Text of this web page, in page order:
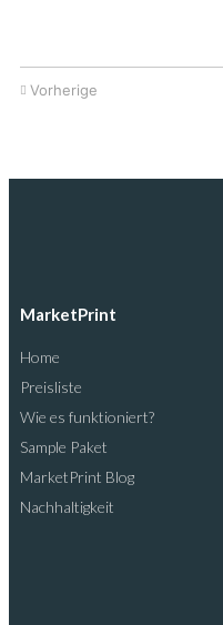
Vorherige
MarketPrint
Home
Preisliste
Wie es funktioniert?
Sample Paket
MarketPrint Blog
Nachhaltigkeit